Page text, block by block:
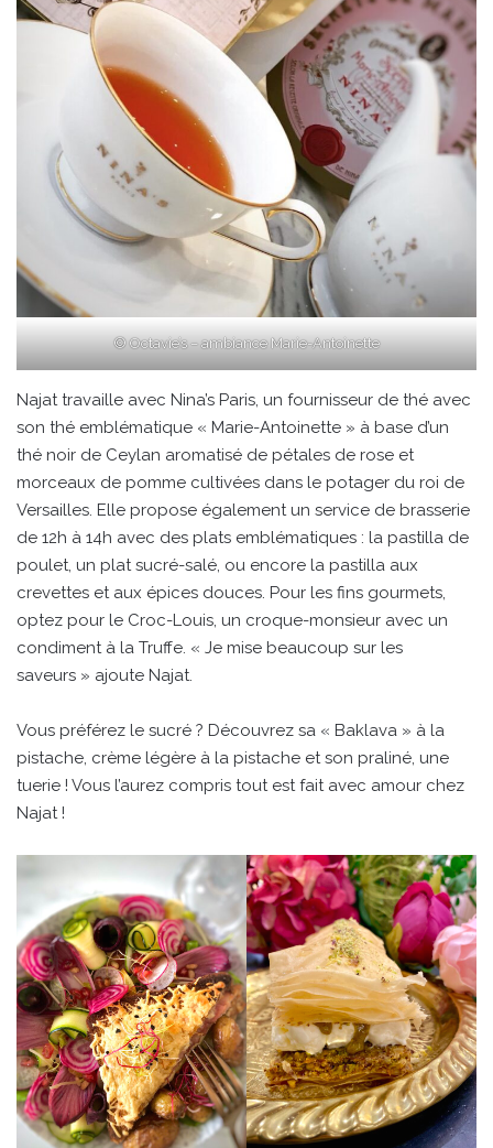
© Octavie’s – ambiance Marie-Antoinette
Najat travaille avec Nina’s Paris, un fournisseur de thé avec
son thé emblématique « Marie-Antoinette » à base d’un
thé noir de Ceylan aromatisé de pétales de rose et
morceaux de pomme cultivées dans le potager du roi de
Versailles. Elle propose également un service de brasserie
de 12h à 14h avec des plats emblématiques : la pastilla de
poulet, un plat sucré-salé, ou encore la pastilla aux
crevettes et aux épices douces. Pour les fins gourmets,
optez pour le Croc-Louis, un croque-monsieur avec un
condiment à la Truffe. « Je mise beaucoup sur les
saveurs » ajoute Najat.
Vous préférez le sucré ? Découvrez sa « Baklava » à la
pistache, crème légère à la pistache et son praliné, une
tuerie ! Vous l’aurez compris tout est fait avec amour chez
Najat !